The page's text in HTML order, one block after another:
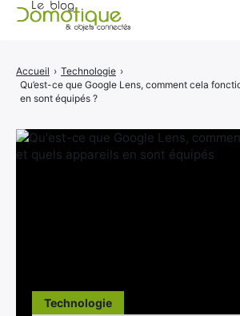
Technologie
Accueil › Technologie ›
Qu’est-ce que Google Lens, comment cela
en sont équipés ?
Catégories
CONTACT